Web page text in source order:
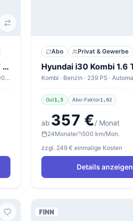
Hyundai Tucson 1.6 CRDi 48V Trend
SUV · Diesel · 136 PS · Automatik · 5,3 l/100km
Abo Privat & Gewerbe
Gut1,5 Abo-Faktor1,02
ab 357 €/ Monat
24Monate
500 km/Mon.
zzgl. 249 € einmalige Kosten
Details anzeigen